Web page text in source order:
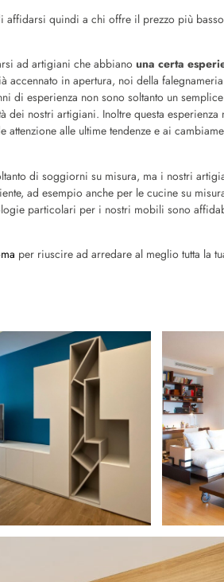
quindi a chi offre il prezzo più
ad artigiani che abbiano una certa
accennato in apertura, noi della
di esperienza non sono soltanto un
dei nostri artigiani. Inoltre questa
attenzione alle ultime tendenze e ai
di soggiorni su misura, ma i nostri
ad esempio anche per le cucine su
particolari per i nostri mobili sono
per riuscire ad arredare al meglio tutta la